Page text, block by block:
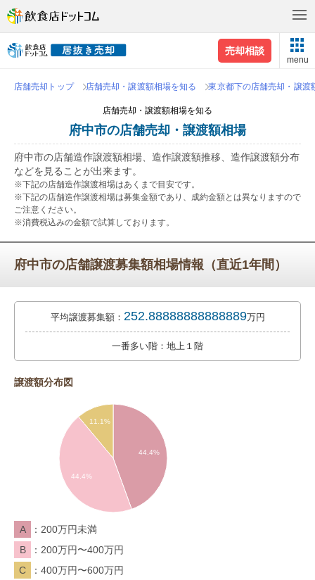
売却相談
menu
店舗売却トップ 店舗売却・譲渡額相場を知る 東京都下の店舗売却・譲渡
店舗売却・譲渡額相場を知る
府中市の店舗売却・譲渡額相場
府中市の店舗造作譲渡額相場、造作譲渡額推移、造作譲渡額分布
などを見ることが出来ます。
※下記の店舗造作譲渡相場はあくまで目安です。
※下記の店舗造作譲渡相場は募集金額であり、成約金額とは異なりますので
ご注意ください。
※消費税込みの金額で試算しております。
府中市の店舗譲渡募集額相場情報（直近1年間）
平均譲渡募集額： 252.88888888888889万円
一番多い階：地上１階
譲渡額分布図
44.4%
11.1%
44.4%
A
200万円未満
B
200万円〜400万円
C
400万円〜600万円